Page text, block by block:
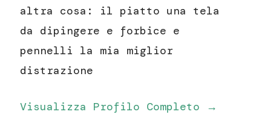
altra cosa: il piatto una tela
da dipingere e forbice e
pennelli la mia miglior
distrazione
Visualizza Profilo Completo →